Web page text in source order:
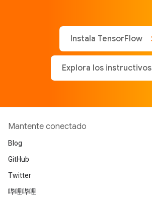
Instala TensorFlow
Explora los instructivos
Mantente conectado
Blog
GitHub
Twitter
哔哩哔哩